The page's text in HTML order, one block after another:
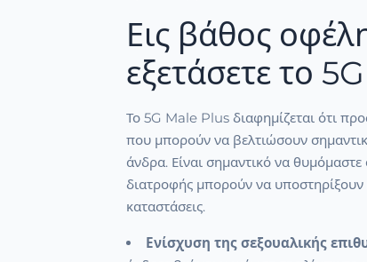
Εις βάθος
εξετάσετε το
Το 5G Male Plus διαφημίζεται ότι
που μπορούν να βελτιώσουν
άνδρα. Είναι σημαντικό να
διατροφής μπορούν να υποστηρίξουν
καταστάσεις.
Ενίσχυση της σεξουαλικής